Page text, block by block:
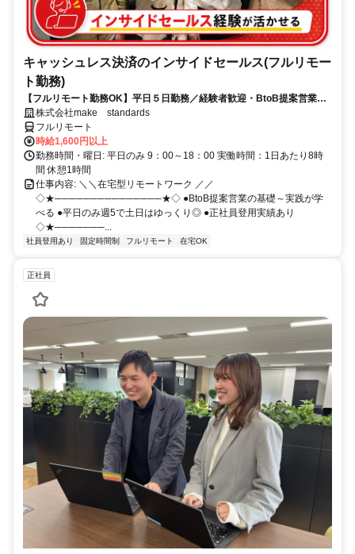
キャッシュレス決済のインサイドセールス(フルリモー
ト勤務)
【フルリモート勤務OK】平日５日勤務／経験者歓迎・BtoB提案営業で
スキルアップ
株式会社make standards
フルリモート
時給1,600円以上
勤務時間・曜日: 平日のみ 9：00～18：00 実働時間：1日あたり8時
間 休憩1時間
仕事内容: ＼＼在宅型リモートワーク ／／
◇★───────────────★◇ ●BtoB提案営業の基礎～実践が学
べる ●平日のみ週5で土日はゆっくり◎ ●正社員登用実績あり
◇★───────...
社員登用あり 固定時間制 フルリモート 在宅OK
正社員